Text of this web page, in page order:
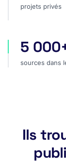
projets privés
sources
5
sources dans
Ils